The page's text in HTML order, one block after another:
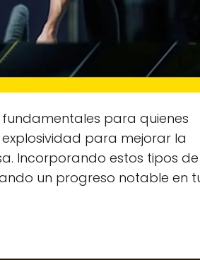
fundamentales para quienes
para mejorar la
Incorporando estos tipos de
un progreso notable en